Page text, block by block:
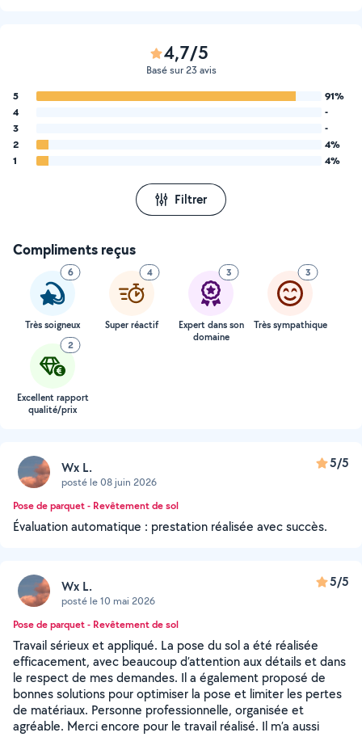
4,7/5
Basé sur 23 avis
5
91%
4
-
3
-
2
4%
1
4%
Filtrer
Compliments reçus
6
Très soigneux
4
Super réactif
3
Expert dans son
domaine
3
Très sympathique
2
Excellent rapport
qualité/prix
Wx L.
posté le 08 juin 2026
5/5
Pose de parquet - Revêtement de sol
Évaluation automatique : prestation réalisée avec succès.
Wx L.
posté le 10 mai 2026
5/5
Pose de parquet - Revêtement de sol
Travail sérieux et appliqué. La pose du sol a été réalisée
efficacement, avec beaucoup d’attention aux détails et dans
le respect de mes demandes. Il a également proposé de
bonnes solutions pour optimiser la pose et limiter les pertes
de matériaux. Personne professionnelle, organisée et
agréable. Merci encore pour le travail réalisé. Il m’a aussi